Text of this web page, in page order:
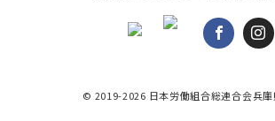
© 2019-2026 日本労働組合総連合会兵庫